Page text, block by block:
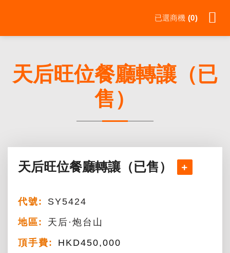
已選商機 0
天后旺位餐廳轉讓（已
售）
天后旺位餐廳轉讓（已售）
代號:
SY5424
地區:
天后·炮台山
頂手費:
HKD450,000